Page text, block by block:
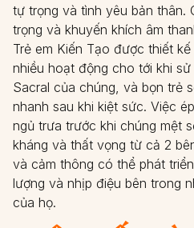
tự trọng và tình yêu bản thân.
trọng và khuyến khích âm
Trẻ em Kiến Tạo được thiết
nhiều hoạt động cho tới khi
Sacral của chúng, và bọn trẻ
nhanh sau khi kiệt sức. Việc
ngủ trưa trước khi chúng mệt
kháng và thất vọng từ cả 2
và cảm thông có thể phát
lượng và nhịp điệu bên trong
của họ.